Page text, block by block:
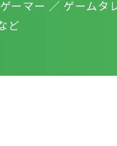
マー ／ ゲームタ
ど